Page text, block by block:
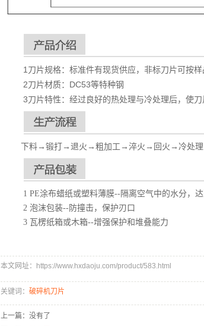
1刀片规格：标准件有现货供应，非标刀片可按
2刀片材质：DC53等特种钢
3刀片特性：经过良好的热处理与冷处理后，使
下料→锻打→退火→粗加工→淬火→回火→冷处
1 PE涂布蜡纸或塑料薄膜--隔离空气中的水分，
2 泡沫包装--防撞击，保护刃口
3 瓦楞纸箱或木箱--增强保护和堆叠能力
本文网址：https://www.hxdaoju.com/product/583.html
关键词： 破碎机刀片
上一篇：没有了